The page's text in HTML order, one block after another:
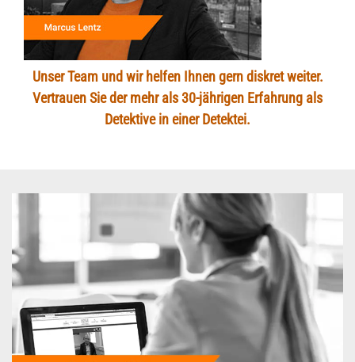
Unser Team und wir helfen Ihnen gern diskret weiter.
Vertrauen Sie der mehr als 30-jährigen Erfahrung als
Detektive in einer Detektei.